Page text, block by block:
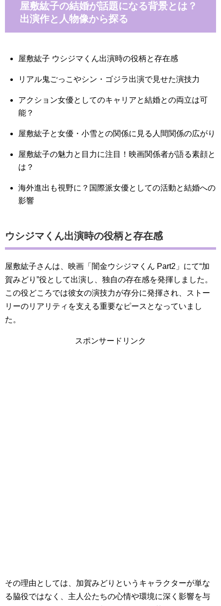
屋敷紘子の結婚が話題になる背景とは？
出演作と人物像から探る
屋敷紘子 ウシジマくん出演時の役柄と存在感
リアル鬼ごっこやシン・ゴジラ出演で見せた演技力
アクション女優としてのキャリアと結婚との両立は可
能？
屋敷紘子と女優・小雪との関係に見る人間関係の広がり
屋敷紘子の魅力と目力に注目！映画関係者が語る素顔と
は？
海外進出も視野に？国際派女優としての活動と結婚への
影響
ウシジマくん出演時の役柄と存在感
屋敷紘子さんは、映画「闇金ウシジマくん Part2」にて“加
賀みどり”役として出演し、独自の存在感を発揮しました。
この役どころでは彼女の演技力が存分に発揮され、ストー
リーのリアリティを支える重要なピースとなっていまし
た。
スポンサードリンク
その理由としては、加賀みどりというキャラクターが単な
る脇役ではなく、主人公たちの心情や環境に深く影響を与